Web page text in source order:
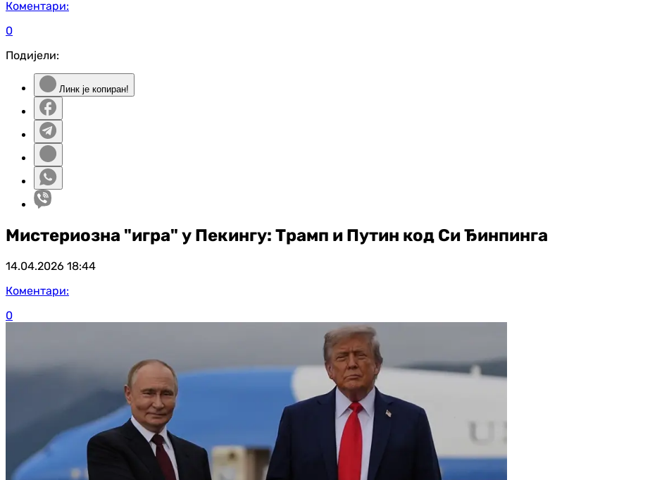
Коментари:
0
Подијели:
Линк је копиран!
Мистериозна "игра" у Пекингу: Трамп и Путин код Си Ђинпинга
14.04.2026 18:44
Коментари:
0